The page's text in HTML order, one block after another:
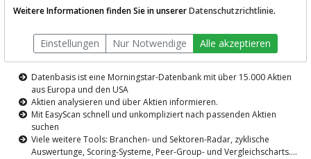
Die Aktienanalyse-Plattform von
TraderFox
Datenbasis ist eine Morningstar-Datenbank mit über 15.000 Aktien
aus Europa und den USA
Aktien analysieren und über Aktien informieren.
Mit EasyScan schnell und unkompliziert nach passenden Aktien
suchen
Viele weitere Tools: Branchen- und Sektoren-Radar, zyklische
Auswertunge, Scoring-Systeme, Peer-Group- und Vergleichscharts....
Weitere Informationen finden Sie in unsererDatenschutzrichtlinie.
Einstellungen Nur Notwendige Alle akzeptieren